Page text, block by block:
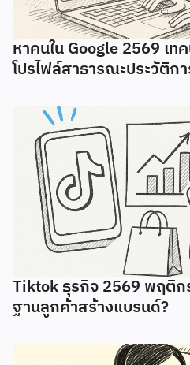
หาคนใน Google 2569 เ
โปรไฟล์สาธารณะประวัติก
Tiktok ธุรกิจ 2569 พฤติก
ฐานลูกค้าสร้างแบรนด์?